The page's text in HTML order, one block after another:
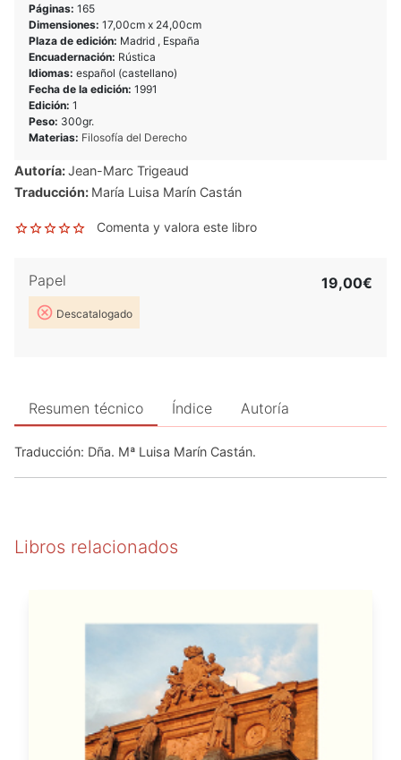
Páginas: 165
Dimensiones: 17,00cm x 24,00cm
Plaza de edición: Madrid , España
Encuadernación: Rústica
Idiomas: español (castellano)
Fecha de la edición: 1991
Edición: 1
Peso: 300gr.
Materias: Filosofía del Derecho
Autoría:Jean-Marc Trigeaud
Traducción: María Luisa Marín Castán
Comenta y valora este libro
Papel
Descatalogado
19,00€
Resumen técnico Índice Autoría
Traducción: Dña. Mª Luisa Marín Castán.
Libros relacionados